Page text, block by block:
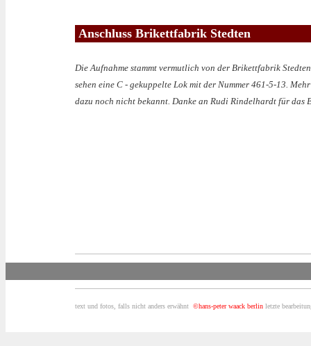
Anschluss Brikettfabrik Stedten
Die Aufnahme stammt vermutlich von der Brikettfabrik
sehen eine C - gekuppelte Lok mit der Nummer 461-5-13.
dazu noch nicht bekannt. Danke an Rudi Rindelhardt für das
text und fotos, falls nicht anders erwähnt ©hans-peter waack berlin letzte